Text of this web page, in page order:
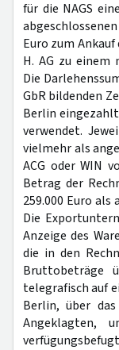
für die NAGS
Euro zum
H. AG zu einem
Die
GbR bildenden
Berlin
verwendet.
vielmehr als
ACG oder WIN
Betrag der
259.000 Euro als
Die
Anzeige des
die in den
Bruttobeträge
telegrafisch auf
Berlin, über
Angeklagten,